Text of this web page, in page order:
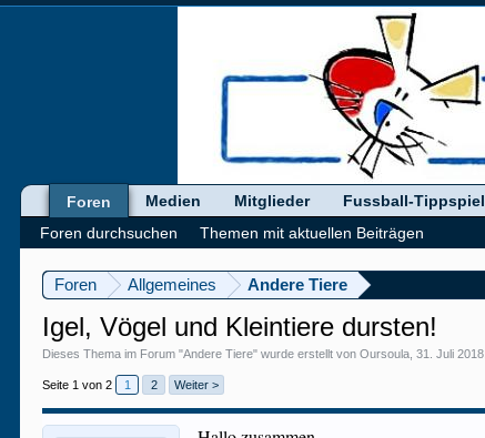
Foren Allgemeines Andere Tiere
Igel, Vögel und Kleintiere dursten!
Dieses Thema im Forum "Andere Tiere" wurde erstellt vonOursoula ,31. Juli 2018
Seite 1 von 2 1 2 Weiter >
Foren
Foren durchsuchen
Themen mit aktuellen Beiträgen
Medien Mitglieder Fussball-Tippspiel